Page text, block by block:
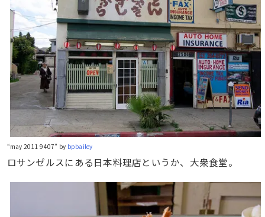
“may 2011 9407” by bpbailey
ロサンゼルスにある日本料理店というか、大衆食堂。